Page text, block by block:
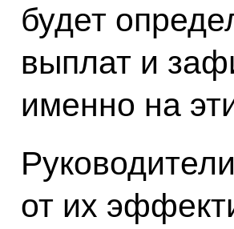
будет
выплат и
именно на
от их